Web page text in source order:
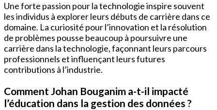
Une forte passion pour la technologie inspire souvent
les individus à explorer leurs débuts de carrière dans ce
domaine. La curiosité pour l’innovation et la résolution
de problèmes pousse beaucoup à poursuivre une
carrière dans la technologie, façonnant leurs parcours
professionnels et influençant leurs futures
contributions à l’industrie.
Comment Johan Bouganim a-t-il impacté
l’éducation dans la gestion des données ?